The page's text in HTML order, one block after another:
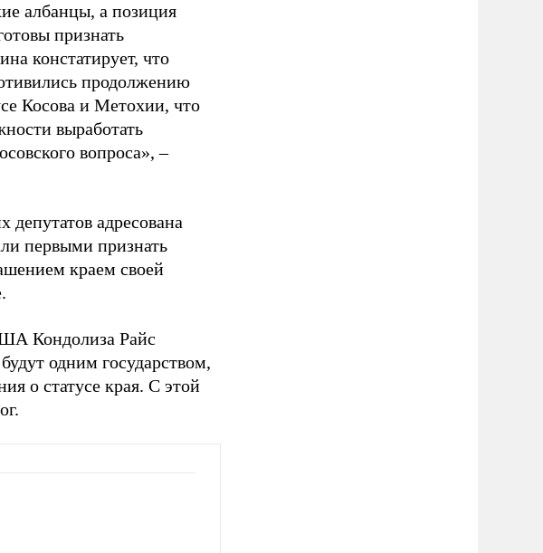
албанцы, а позиция
признать
констатирует, что
продолжению
Косова и Метохии, что
выработать
вопроса», –
депутатов адресована
первыми признать
краем своей
Кондолиза Райс
одним государством,
о статусе края. С этой